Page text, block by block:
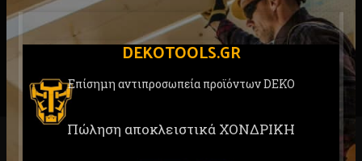
DEKOTOOLS.GR
Επίσημη αντιπροσωπεία προϊόντων DEKO
Πώληση αποκλειστικά ΧΟΝΔΡΙΚΗ
Βάρος 7.2 kg
Εγγύηση 2 χρόνια